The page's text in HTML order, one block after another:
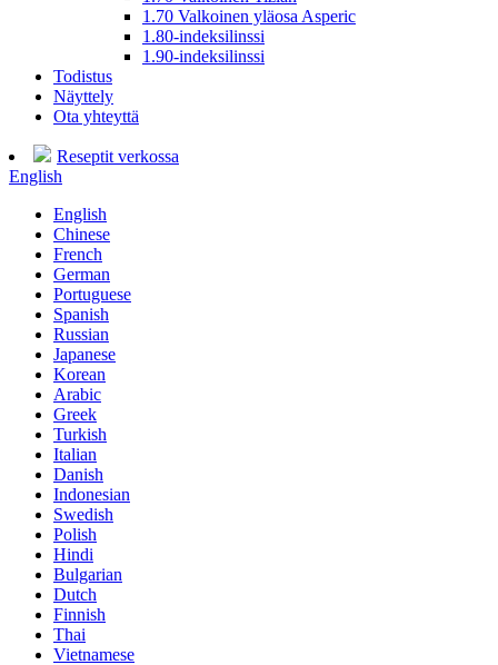
1.70 Valkoinen yläosa Asperic
1.80-indeksilinssi
1.90-indeksilinssi
Todistus
Näyttely
Ota yhteyttä
Reseptit verkossa
English
English
Chinese
French
German
Portuguese
Spanish
Russian
Japanese
Korean
Arabic
Greek
Turkish
Italian
Danish
Indonesian
Swedish
Polish
Hindi
Bulgarian
Dutch
Finnish
Thai
Vietnamese